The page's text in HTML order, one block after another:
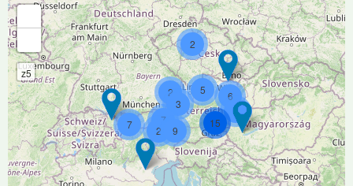
2
7
6
5
6
15
2
3
2
7
9
z5